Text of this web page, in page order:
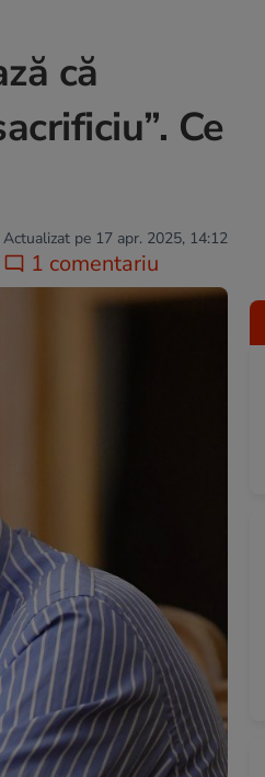
că
Ce
Actualizat pe 17 apr. 2025, 14:12
1 comentariu